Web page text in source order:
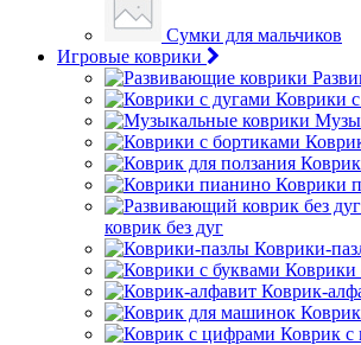
Сумки для мальчиков
Игровые коврики
Коврики
Коврики
коврик без дуг
Коврики-
Коврики
Коврик-
Коврик с